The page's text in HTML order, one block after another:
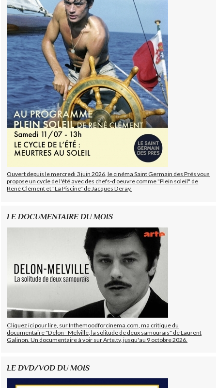
Ouvert depuis le mercredi 3 juin 2026, le cinéma Saint Germain des Prés vous
propose un cycle de l'été avec des chefs-d'oeuvre comme "Plein soleil" de
René Clément et "La Piscine" de Jacques Deray.
LE DOCUMENTAIRE DU MOIS
Cliquez ici pour lire, sur Inthemoodforcinema.com, ma critique du
documentaire "Delon - Melville, la solitude de deux samouraïs" de Laurent
Galinon. Un documentaire à voir sur Arte.tv, jusqu'au 9 octobre 2026.
LE DVD/VOD DU MOIS